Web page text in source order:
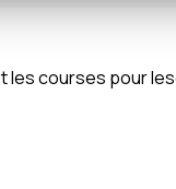
les courses pour